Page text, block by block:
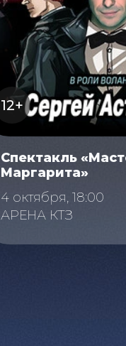
12+
Спектакль
Маргарита»
4 октября, 18:00
АРЕНА КТЗ